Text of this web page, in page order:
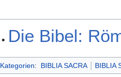
Die Bibel:
Kategorien: BIBLIA SACRA BIBLIA